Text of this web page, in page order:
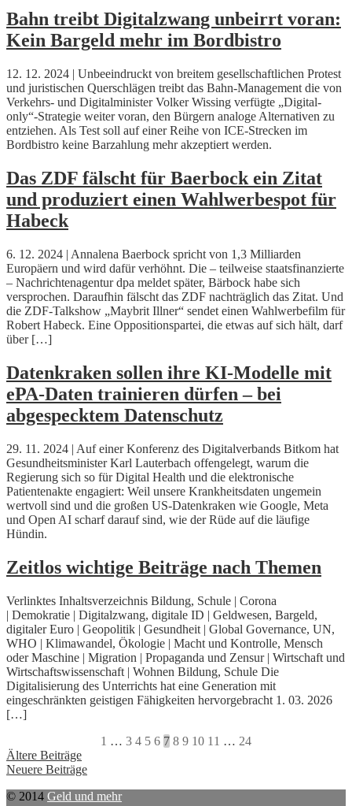
Bahn treibt Digitalzwang unbeirrt voran:
Kein Bargeld mehr im Bordbistro
12. 12. 2024 | Unbeeindruckt von breitem gesellschaftlichen Protest
und juristischen Querschlägen treibt das Bahn-Management die von
Verkehrs- und Digitalminister Volker Wissing verfügte „Digital-
only“-Strategie weiter voran, den Bürgern analoge Alternativen zu
entziehen. Als Test soll auf einer Reihe von ICE-Strecken im
Bordbistro keine Barzahlung mehr akzeptiert werden.
Das ZDF fälscht für Baerbock ein Zitat
und produziert einen Wahlwerbespot für
Habeck
6. 12. 2024 | Annalena Baerbock spricht von 1,3 Milliarden
Europäern und wird dafür verhöhnt. Die – teilweise staatsfinanzierte
– Nachrichtenagentur dpa meldet später, Bärbock habe sich
versprochen. Daraufhin fälscht das ZDF nachträglich das Zitat. Und
die ZDF-Talkshow „Maybrit Illner“ sendet einen Wahlwerbefilm für
Robert Habeck. Eine Oppositionspartei, die etwas auf sich hält, darf
über […]
Datenkraken sollen ihre KI-Modelle mit
ePA-Daten trainieren dürfen – bei
abgespecktem Datenschutz
29. 11. 2024 | Auf einer Konferenz des Digitalverbands Bitkom hat
Gesundheitsminister Karl Lauterbach offengelegt, warum die
Regierung sich so für Digital Health und die elektronische
Patientenakte engagiert: Weil unsere Krankheitsdaten ungemein
wertvoll sind und die großen US-Datenkraken wie Google, Meta
und Open AI scharf darauf sind, wie der Rüde auf die läufige
Hündin.
Zeitlos wichtige Beiträge nach Themen
Verlinktes Inhaltsverzeichnis Bildung, Schule | Corona
| Demokratie | Digitalzwang, digitale ID | Geldwesen, Bargeld,
digitaler Euro | Geopolitik | Gesundheit | Global Governance, UN,
WHO | Klimawandel, Ökologie | Macht und Kontrolle, Mensch
oder Maschine | Migration | Propaganda und Zensur | Wirtschaft und
Wirtschaftswissenschaft | Wohnen Bildung, Schule Die
Digitalisierung des Unterrichts hat eine Generation mit
eingeschränkten geistigen Fähigkeiten hervorgebracht 1. 03. 2026
[…]
1 … 3 4 5 6 7 8 9 10 11 … 24
Beitragsnavigation
Ältere Beiträge
Neuere Beiträge
© 2014 Geld und mehr